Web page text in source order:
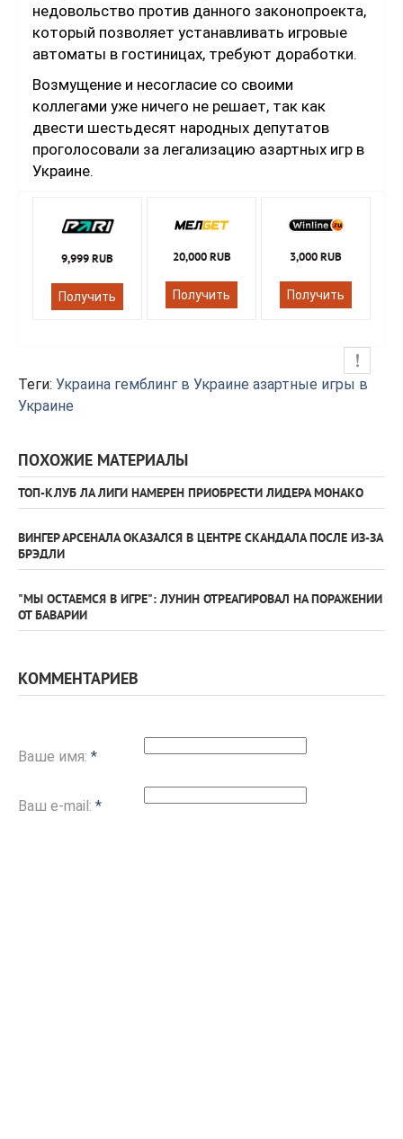
недовольство против данного законопроекта,
который позволяет устанавливать игровые
автоматы в гостиницах, требуют доработки.
Возмущение и несогласие со своими
коллегами уже ничего не решает, так как
двести шестьдесят народных депутатов
проголосовали за легализацию азартных игр в
Украине.
9,999 RUB
Получить
20,000 RUB
Получить
3,000 RUB
Получить
Теги: Украина гемблинг в Украине азартные игры в
Украине
ПОХОЖИЕ МАТЕРИАЛЫ
ТОП-КЛУБ ЛА ЛИГИ НАМЕРЕН ПРИОБРЕСТИ ЛИДЕРА МОНАКО
ВИНГЕР АРСЕНАЛА ОКАЗАЛСЯ В ЦЕНТРЕ СКАНДАЛА ПОСЛЕ ИЗ-ЗА
БРЭДЛИ
"МЫ ОСТАЕМСЯ В ИГРЕ": ЛУНИН ОТРЕАГИРОВАЛ НА ПОРАЖЕНИИ
ОТ БАВАРИИ
КОММЕНТАРИЕВ
Ваше имя: *
Ваш e-mail: *